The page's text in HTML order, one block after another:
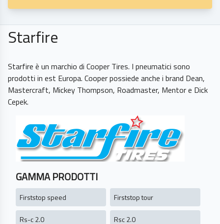
Starfire
Starfire è un marchio di Cooper Tires. I pneumatici sono
prodotti in est Europa. Cooper possiede anche i brand Dean,
Mastercraft, Mickey Thompson, Roadmaster, Mentor e Dick
GAMMA PRODOTTI
Firststop speed Firststop tour
Rs-c 2.0 Rsc 2.0